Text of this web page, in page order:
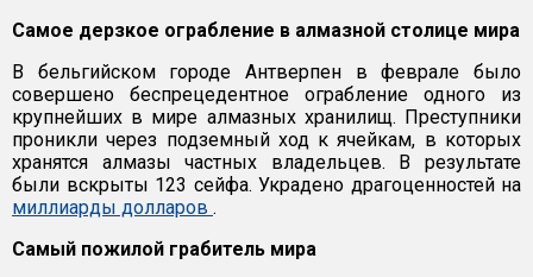
Самое дерзкое ограбление в алмазной столице мира
В бельгийском городе Антверпен в феврале было
совершено беспрецедентное ограбление одного из
крупнейших в мире алмазных хранилищ. Преступники
проникли через подземный ход к ячейкам, в которых
хранятся алмазы частных владельцев. В результате
были вскрыты 123 сейфа. Украдено драгоценностей на
миллиарды долларов .
Самый пожилой грабитель мира